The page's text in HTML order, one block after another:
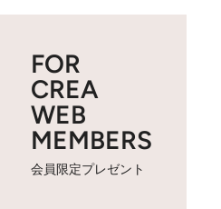
FOR
CREA
WEB
MEMBERS
会員限定プレゼント